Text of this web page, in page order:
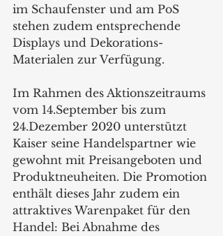
im Schaufenster und am PoS
stehen zudem entsprechende
Displays und Dekorations-
Materialen zur Verfügung.
Im Rahmen des Aktionszeitraums
vom 14.September bis zum
24.Dezember 2020 unterstützt
Kaiser seine Handelspartner wie
gewohnt mit Preisangeboten und
Produktneuheiten. Die Promotion
enthält dieses Jahr zudem ein
attraktives Warenpaket für den
Handel: Bei Abnahme des